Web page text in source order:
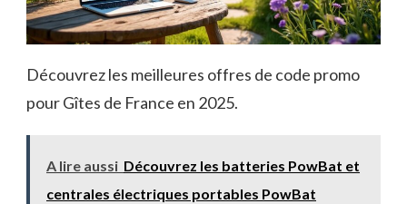
Découvrez les meilleures offres de code promo
pour Gîtes de France en 2025.
A lire aussi Découvrez les batteries PowBat et
centrales électriques portables PowBat